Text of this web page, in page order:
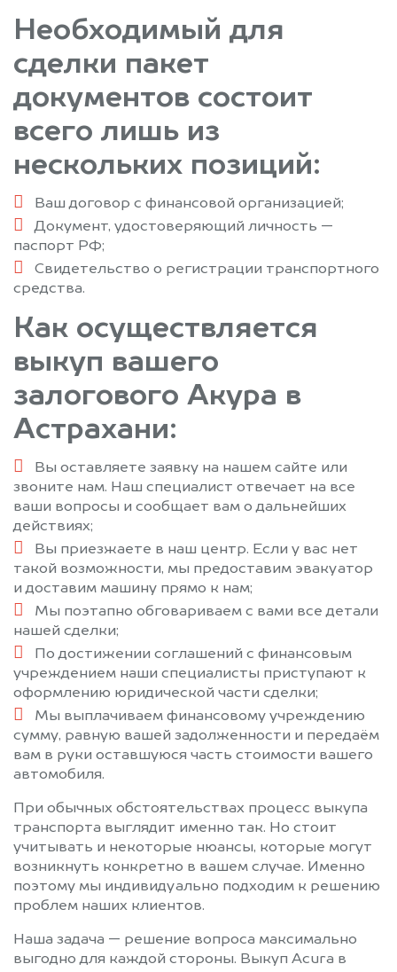
Необходимый для
сделки пакет
документов состоит
всего лишь из
нескольких позиций:
Ваш договор с финансовой организацией;
Документ, удостоверяющий личность —
паспорт РФ;
Свидетельство о регистрации транспортного
средства.
Как осуществляется
выкуп вашего
залогового Акура в
Астрахани:
Вы оставляете заявку на нашем сайте или
звоните нам. Наш специалист отвечает на все
ваши вопросы и сообщает вам о дальнейших
действиях;
Вы приезжаете в наш центр. Если у вас нет
такой возможности, мы предоставим эвакуатор
и доставим машину прямо к нам;
Мы поэтапно обговариваем с вами все детали
нашей сделки;
По достижении соглашений с финансовым
учреждением наши специалисты приступают к
оформлению юридической части сделки;
Мы выплачиваем финансовому учреждению
сумму, равную вашей задолженности и передаём
вам в руки оставшуюся часть стоимости вашего
автомобиля.
При обычных обстоятельствах процесс выкупа
транспорта выглядит именно так. Но стоит
учитывать и некоторые нюансы, которые могут
возникнуть конкретно в вашем случае. Именно
поэтому мы индивидуально подходим к решению
проблем наших клиентов.
Наша задача — решение вопроса максимально
выгодно для каждой стороны. Выкуп Acura в